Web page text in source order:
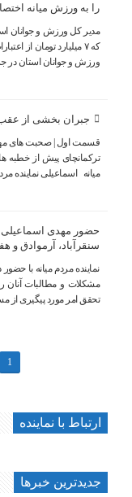
را به ورزش میانه
مدیر کل ورزش و جوانان
که ۷ میلیارد تومان از
ورزش و جوانان استان در
جبران بخشی از عقب
قسمت اول | صحبت های
میانه اسماعیلی نماینده
حضور مهدی اسماعیلی
سنقرآباد، آرموادق
نماینده مردم میانه با
مشکلات و مطالبات آنان
تحقق امر مورد پیگیری از
1
ارتباط با نماینده
جديدترين خبرها